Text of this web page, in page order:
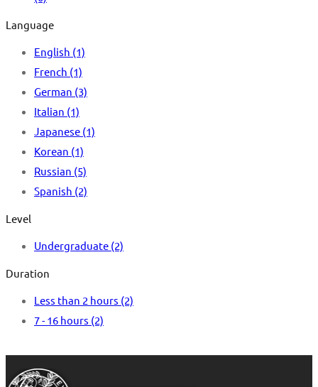
Language
English (1)
French (1)
German (3)
Italian (1)
Japanese (1)
Korean (1)
Russian (5)
Spanish (2)
Level
Undergraduate (2)
Duration
Less than 2 hours (2)
7 - 16 hours (2)